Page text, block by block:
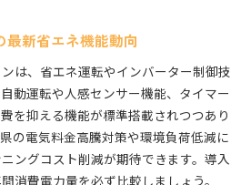
新省エネ機能動向
は、省エネ運転やインバーター制御技
動運転や人感センサー機能、タイマー
を抑える機能が標準搭載されつつあり
の電気料金高騰対策や環境負荷低減に
ングコスト削減が期待できます。導入
消費電力量を必ず比較しましょう。